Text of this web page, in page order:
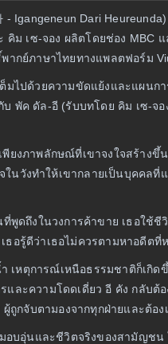
- Igangeneun Dari
ม เซ-จอง ผลิตโดยช่อง MBC
ากย์ภาษาไทยทางแพลตฟอร์ม
มไปด้วยความขัดแย้งและแผน
พัค ดัล-อี (รับบทโดย คิม เซ-จ
งภาพลักษณ์ที่เขาจงใจสร้างขึ้น
นวังทำให้เขากลายเป็นบุคคล
ดถึงในวงการค้าขาย เธอใช้ชี
อรู้ดีว่าเธอไม่ควรตามหาอดีตที่
หตุการณ์เหนือธรรมชาติก็เกิ
ละความโดดเดี่ยว อี คัง กลับ
กจับตามองจากทุกฝ่ายและต้อ
อบอุ่นและชีวิตจริงของสามัญช